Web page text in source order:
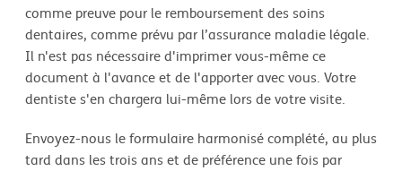
comme preuve pour le remboursement des soins
dentaires, comme prévu par l’assurance maladie légale.
Il n'est pas nécessaire d'imprimer vous-même ce
document à l'avance et de l'apporter avec vous. Votre
dentiste s'en chargera lui-même lors de votre visite.
Envoyez-nous le formulaire harmonisé complété, au plus
tard dans les trois ans et de préférence une fois par